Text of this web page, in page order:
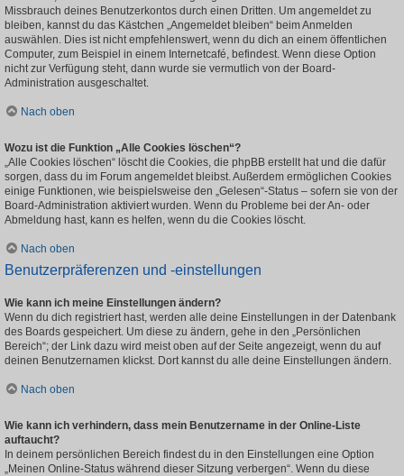
Missbrauch deines Benutzerkontos durch einen Dritten. Um angemeldet zu
bleiben, kannst du das Kästchen „Angemeldet bleiben“ beim Anmelden
auswählen. Dies ist nicht empfehlenswert, wenn du dich an einem öffentlichen
Computer, zum Beispiel in einem Internetcafé, befindest. Wenn diese Option
nicht zur Verfügung steht, dann wurde sie vermutlich von der Board-
Administration ausgeschaltet.
Nach oben
Wozu ist die Funktion „Alle Cookies löschen“?
„Alle Cookies löschen“ löscht die Cookies, die phpBB erstellt hat und die dafür
sorgen, dass du im Forum angemeldet bleibst. Außerdem ermöglichen Cookies
einige Funktionen, wie beispielsweise den „Gelesen“-Status – sofern sie von der
Board-Administration aktiviert wurden. Wenn du Probleme bei der An- oder
Abmeldung hast, kann es helfen, wenn du die Cookies löscht.
Nach oben
Benutzerpräferenzen und -einstellungen
Wie kann ich meine Einstellungen ändern?
Wenn du dich registriert hast, werden alle deine Einstellungen in der Datenbank
des Boards gespeichert. Um diese zu ändern, gehe in den „Persönlichen
Bereich“; der Link dazu wird meist oben auf der Seite angezeigt, wenn du auf
deinen Benutzernamen klickst. Dort kannst du alle deine Einstellungen ändern.
Nach oben
Wie kann ich verhindern, dass mein Benutzername in der Online-Liste
auftaucht?
In deinem persönlichen Bereich findest du in den Einstellungen eine Option
„Meinen Online-Status während dieser Sitzung verbergen“. Wenn du diese